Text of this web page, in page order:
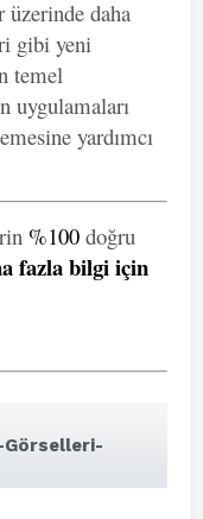
üzerinde daha
gibi yeni
temel
uygulamaları
yardımcı
%100 doğru
fazla bilgi için
Görselleri-